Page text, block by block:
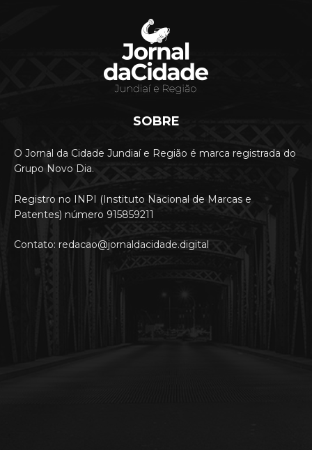
SOBRE
O Jornal da Cidade Jundiaí e Região é marca registrada do
Grupo Novo Dia.
Registro no INPI (Instituto Nacional de Marcas e
Patentes) número 915859211
Contato: redacao@jornaldacidade.digital